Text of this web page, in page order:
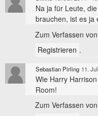
Na ja für Leute,
brauchen, ist es ja
Zum Verfassen
Registrieren .
Sebastian Pirling 11.
Wie Harry
Room!
Zum Verfassen